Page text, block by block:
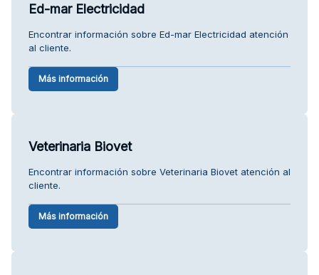
Ed-mar Electricidad
Encontrar información sobre Ed-mar Electricidad atención
al cliente.
Más información
Veterinaria Biovet
Encontrar información sobre Veterinaria Biovet atención al
cliente.
Más información